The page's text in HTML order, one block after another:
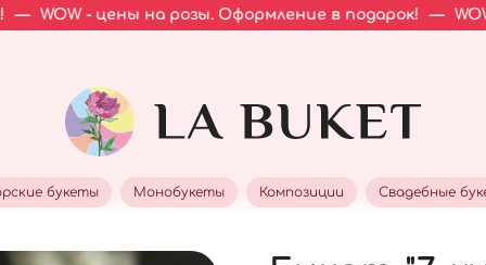
- цены на розы. Оформление в подарок! — WOW - цены
букеты Монобукеты Композиции Свадебные